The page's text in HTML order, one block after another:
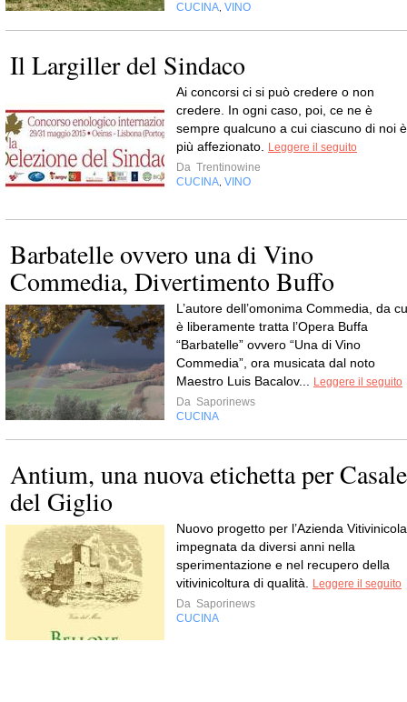
CUCINA VINO
Il Largiller del Sindaco
Ai concorsi ci si può credere o non
credere. In ogni caso, poi, ce ne è
sempre qualcuno a cui ciascuno di noi è
più affezionato.
Leggere il seguito
Da Trentinowine
CUCINA VINO
Barbatelle ovvero una di Vino
Commedia, Divertimento Buffo
L’autore dell’omonima Commedia, da
è liberamente tratta l’Opera Buffa
“Barbatelle” ovvero “Una di Vino
Commedia”, ora musicata dal noto
Maestro Luis Bacalov...
Leggere il seguito
Da Saporinews
CUCINA
Antium, una nuova etichetta per Casale
del Giglio
Nuovo progetto per l’Azienda
impegnata da diversi anni nella
sperimentazione e nel recupero della
vitivinicoltura di qualità.
Leggere il seguito
Da Saporinews
CUCINA